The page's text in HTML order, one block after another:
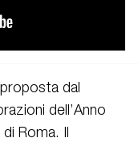
proposta dal
dell’Anno
Roma. Il